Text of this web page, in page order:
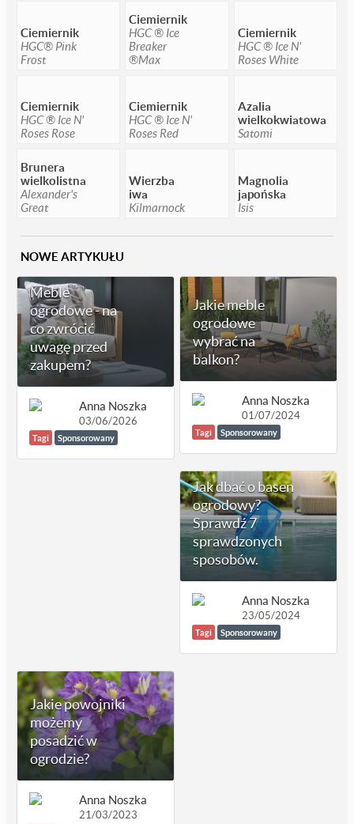
Ciemiernik
HGC® Pink
Frost
Ciemiernik
HGC ® Ice
Breaker
®Max
Ciemiernik
HGC ® Ice N'
Roses White
Ciemiernik
HGC ® Ice N'
Roses Rose
Ciemiernik
HGC ® Ice N'
Roses Red
Azalia
wielkokwiatowa
Satomi
Brunera
wielkolistna
Alexander's
Great
Wierzba
iwa
Kilmarnock
Magnolia
japońska
Isis
NOWE ARTYKUŁU
Meble
ogrodowe - na
co zwrócić
uwagę przed
zakupem?
Anna Noszka
03/06/2026
Tagi Sponsorowany
Jakie meble
ogrodowe
wybrać na
balkon?
Anna Noszka
01/07/2024
Tagi Sponsorowany
Jak dbać o basen
ogrodowy?
Sprawdź 7
sprawdzonych
sposobów.
Anna Noszka
23/05/2024
Tagi Sponsorowany
Jakie powojniki
możemy
posadzić w
ogrodzie?
Anna Noszka
21/03/2023